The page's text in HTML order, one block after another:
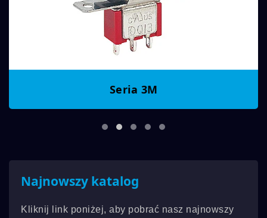
Seria 3M
Najnowszy katalog
Kliknij link poniżej, aby pobrać nasz najnowszy